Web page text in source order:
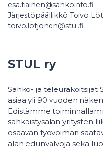
esa.tiainen@sahkoinfo.fi
Järjestöpäällikkö Toivo
toivo.lotjonen@stul.fi
STUL ry
Sähkö- ja teleurakoitsijat
asiaa yli 90 vuoden
Edistämme
sähköistysalan yritysten
osaavan työvoiman
alan edunvalvoja sekä